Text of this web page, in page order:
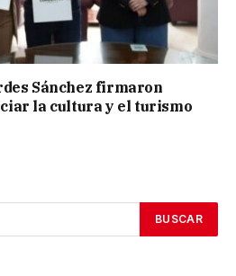
Sánchez firmaron
la cultura y el turismo